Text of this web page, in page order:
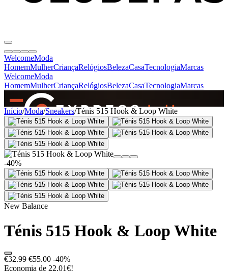
WelcomeModa
HomemMulherCriançaRelógiosBelezaCasaTecnologiaMarcas
WelcomeModa
HomemMulherCriançaRelógiosBelezaCasaTecnologiaMarcas
SINCE 2005
+de 36.000 reviews
Início/Moda/Sneakers/Ténis 515 Hook & Loop White
-40%
New Balance
Ténis 515 Hook & Loop White
€32.99 €55.00 -40%
Economia de 22.01€!